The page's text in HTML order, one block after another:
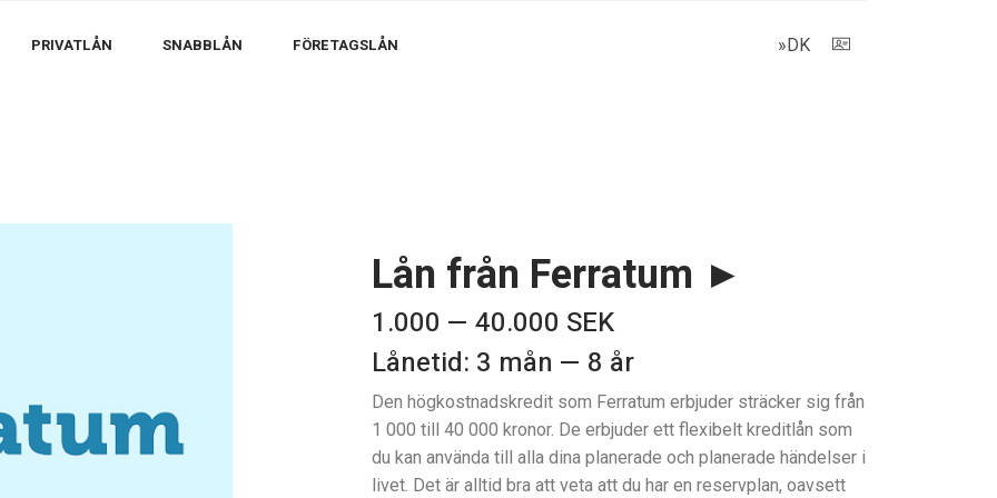
PRIVATLÅN SNABBLÅN FÖRETAGSLÅN »DK
Lån från Ferratum ►
1.000 — 40.000 SEK
Lånetid: 3 mån — 8 år
Den högkostnadskredit som Ferratum erbjuder sträcker sig från
1 000 till 40 000 kronor. De erbjuder ett flexibelt kreditlån som
du kan använda till alla dina planerade och planerade händelser i
livet. Det är alltid bra att veta att du har en reservplan, oavsett